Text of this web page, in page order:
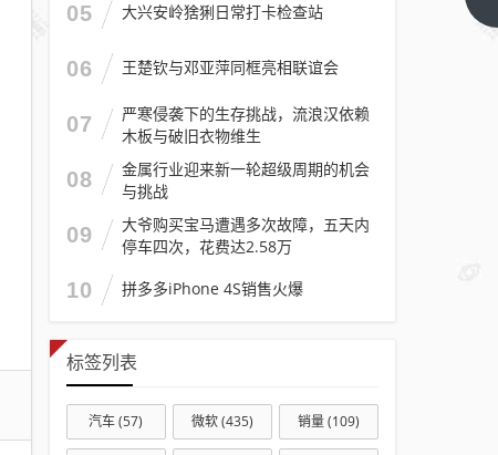
05 大兴安岭猞猁日常打卡检查站
06 王楚钦与邓亚萍同框亮相联谊会
07
严寒侵袭下的生存挑战，流浪汉依赖
木板与破旧衣物维生
08
金属行业迎来新一轮超级周期的机会
与挑战
09
大爷购买宝马遭遇多次故障，五天内
停车四次，花费达2.58万
10 拼多多iPhone 4S销售火爆
标签列表
汽车(57) 微软(435) 销量(109)